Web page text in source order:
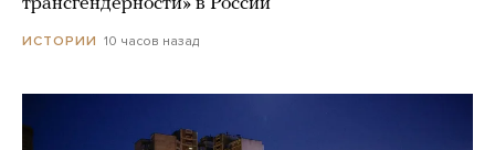
ИСТОРИИ 10 часов назад